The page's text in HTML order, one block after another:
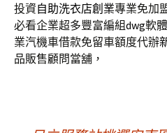
投資自助洗衣店創業專業免加
必看企業超多豐富編組dwg軟
業汽機車借款免留車額度代辦
品販售顧問當舖，